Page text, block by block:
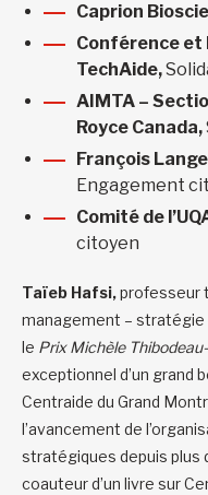
Caprion
Conférence et
TechAide,
AIMTA –
Royce Canada,
François
Engagement
Comité de
citoyen
Taïeb Hafsi,professeur
management – stratégie
le Prix Michèle
exceptionnel d’un grand
Centraide du Grand
l’avancement de
stratégiques depuis plus
coauteur d’un livre sur